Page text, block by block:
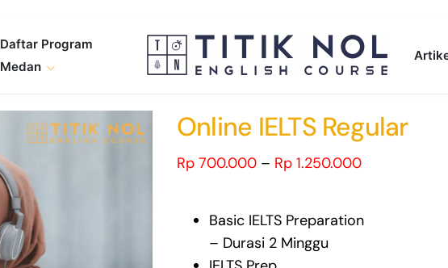
Daftar Program
Medan
Online IELTS Regular
Rp 700.000 – Rp 1.250.000Price
through
Basic IELTS Preparation
– Durasi 2 Minggu